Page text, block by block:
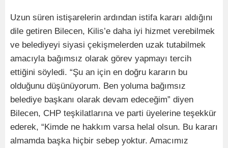
Uzun süren istişarelerin ardından istifa kararı aldığını
dile getiren Bilecen, Kilis’e daha iyi hizmet verebilmek
ve belediyeyi siyasi çekişmelerden uzak tutabilmek
amacıyla bağımsız olarak görev yapmayı tercih
ettiğini söyledi. “Şu an için en doğru kararın bu
olduğunu düşünüyorum. Ben yoluma bağımsız
belediye başkanı olarak devam edeceğim” diyen
Bilecen, CHP teşkilatlarına ve parti üyelerine teşekkür
ederek, “Kimde ne hakkım varsa helal olsun. Bu kararı
almamda başka hiçbir sebep yoktur. Amacımız